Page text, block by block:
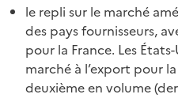
le repli sur le marché
des pays fournisseurs,
pour la France. Les
marché à l’export pour
deuxième en volume